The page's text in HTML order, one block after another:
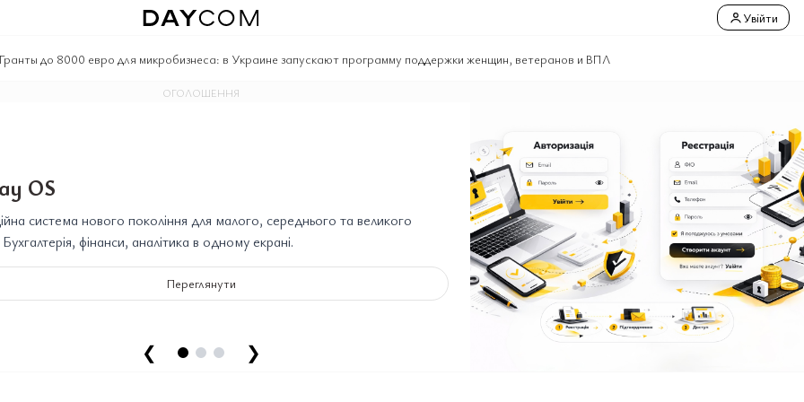
Увійти
Гранты до 8000 евро для микробизнеса: в Украине запускают программу поддержки женщин, ветеранов и ВПЛ
ОГОЛОШЕННЯ
OS
система нового покоління для малого, середнього та великого
Бухгалтерія, фінанси, аналітика в одному екрані.
Переглянути
❮ ❯